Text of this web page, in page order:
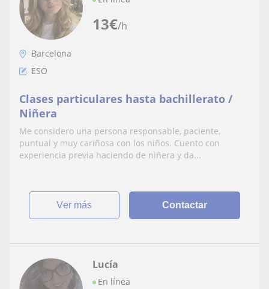
13€/h
Barcelona
ESO
Clases particulares hasta bachillerato /
Niñera
Me considero una persona responsable, paciente,
puntual y muy cariñosa con los niños. Cuento con
experiencia previa haciendo de niñera y da...
ver más Contactar
Lucía
En línea